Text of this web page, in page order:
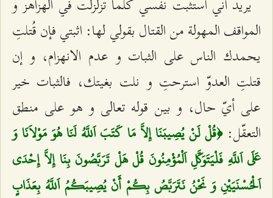
المواقف المهولة من القتال بقولي لها: اثبتي فإن قُتلتِ
يحمدك الناس على الثبات و عدم الانهزام، و إن
قتلتِ العدوّ استرحتِ و نلت بغيتك، فالثبات خير
على أيّ حال، و بين قوله تعالى و هو على منطق
التعقّل:﴿قُلْ لَنْ يُصِيبَنَا إِلاَّ مَا كَتَبَ اَللَّهُ لَنَا هُوَ مَوْلاَنَا وَ
عَلَى اَللَّهِ فَلْيَتَوَكَّلِ اَلْمُؤْمِنُونَ قُلْ هَلْ تَرَبَّصُونَ بِنَا إِلاَّ إِحْدَى
اَلْحُسْنَيَيْنِ وَ نَحْنُ نَتَرَبَّصُ بِكُمْ أَنْ يُصِيبَكُمُ اَللَّهُ بِعَذَابٍ